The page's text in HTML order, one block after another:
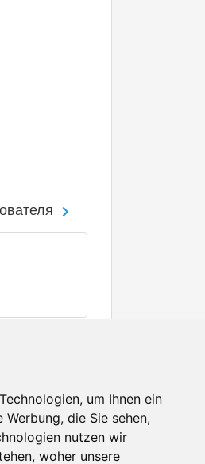
um Ihnen ein
die Sie sehen,
nutzen wir
woher unsere